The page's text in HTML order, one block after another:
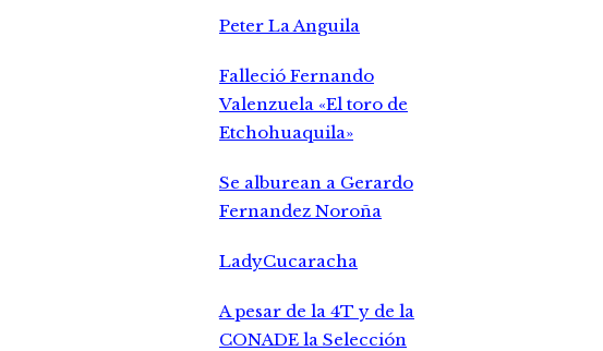
Peter La Anguila
Falleció Fernando
Valenzuela «El toro de
Etchohuaquila»
Se alburean a Gerardo
Fernandez Noroña
LadyCucaracha
A pesar de la 4T y de la
CONADE la Selección